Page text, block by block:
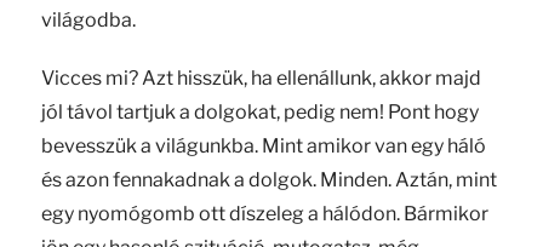
világodba.
Vicces mi? Azt hisszük, ha ellenállunk, akkor majd
jól távol tartjuk a dolgokat, pedig nem! Pont hogy
bevesszük a világunkba. Mint amikor van egy háló
és azon fennakadnak a dolgok. Minden. Aztán, mint
egy nyomógomb ott díszeleg a hálódon. Bármikor